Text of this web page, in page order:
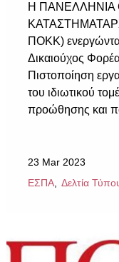
Η
ΠΟΚΚ)
Δικαιούχος
Πιστοποίηση
του ιδιωτικού
προώθησης και
23 Mar 2023
ΕΣΠΑ
Δελτία